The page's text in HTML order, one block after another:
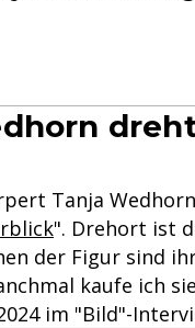
Tanja
". Drehort ist
der Figur sind
kaufe ich
im "Bild"-